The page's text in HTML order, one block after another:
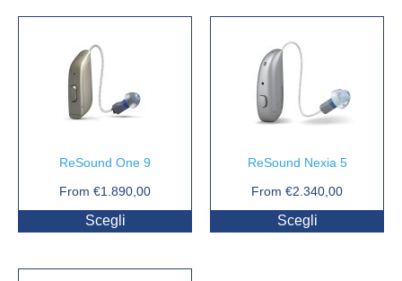
ReSound One 9
From €1.890,00
Scegli
ReSound Nexia 5
From €2.340,00
Scegli